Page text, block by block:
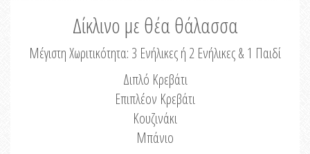
Δίκλινο με θέα θάλασσα
Μέγιστη Χωριτικότητα: 3 Ενήλικες ή 2 Ενήλικες & 1 Παιδί
Διπλό Κρεβάτι
Επιπλέον Κρεβάτι
Κουζινάκι
Μπάνιο